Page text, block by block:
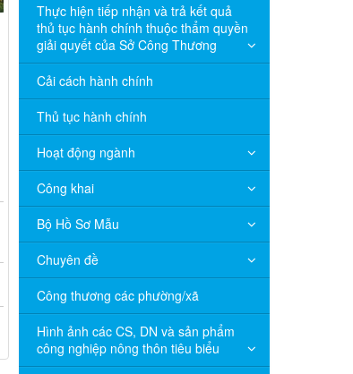
Thực hiện tiếp nhận và trả kết quả
thủ tục hành chính thuộc thẩm quyền
giải quyết của Sở Công Thương
Cải cách hành chính
Thủ tục hành chính
Hoạt động ngành
Công khai
Bộ Hồ Sơ Mẫu
Chuyên đề
Công thương các phường/xã
Hình ảnh các CS, DN và sản phẩm
công nghiệp nông thôn tiêu biểu